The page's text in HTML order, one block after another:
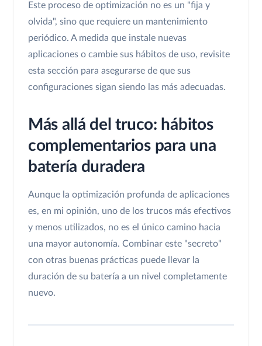
Este proceso de optimización no es un "fija y
olvida", sino que requiere un mantenimiento
periódico. A medida que instale nuevas
aplicaciones o cambie sus hábitos de uso, revisite
esta sección para asegurarse de que sus
configuraciones sigan siendo las más adecuadas.
Más allá del truco: hábitos
complementarios para una
batería duradera
Aunque la optimización profunda de aplicaciones
es, en mi opinión, uno de los trucos más efectivos
y menos utilizados, no es el único camino hacia
una mayor autonomía. Combinar este "secreto"
con otras buenas prácticas puede llevar la
duración de su batería a un nivel completamente
nuevo.